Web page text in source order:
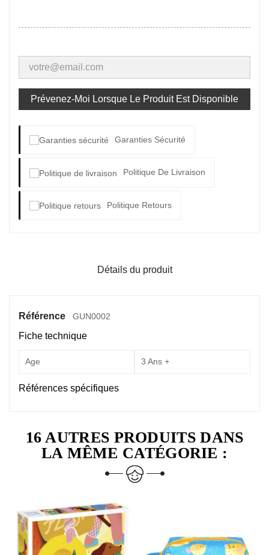
Prévenez-Moi Lorsque Le Produit Est Disponible
Garanties Sécurité
Politique De Livraison
Politique Retours
Détails du produit
Référence GUN0002
Fiche technique
Age 3 Ans +
Références spécifiques
16 AUTRES PRODUITS DANS
LA MÊME CATÉGORIE :